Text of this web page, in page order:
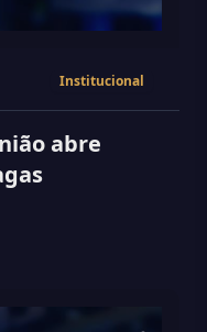
Institucional
abre